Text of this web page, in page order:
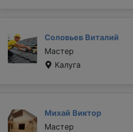
Соловьев Виталий
Мастер
Калуга
Михай Виктор
Мастер